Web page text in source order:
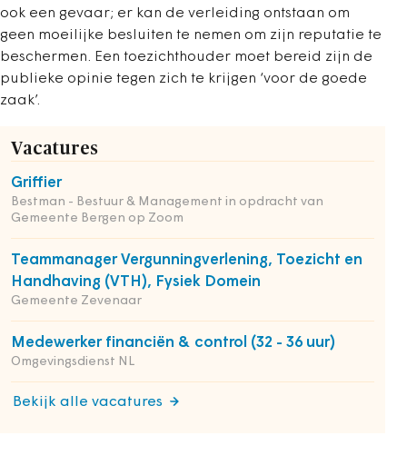
ook een gevaar; er kan de verleiding ontstaan om
geen moeilijke besluiten te nemen om zijn reputatie te
beschermen. Een toezichthouder moet bereid zijn de
publieke opinie tegen zich te krijgen ‘voor de goede
zaak’.
Vacatures
Griffier
Bestman - Bestuur & Management in opdracht van
Gemeente Bergen op Zoom
Teammanager Vergunningverlening, Toezicht en
Handhaving (VTH), Fysiek Domein
Gemeente Zevenaar
Medewerker financiën & control (32 - 36 uur)
Omgevingsdienst NL
Bekijk alle vacatures